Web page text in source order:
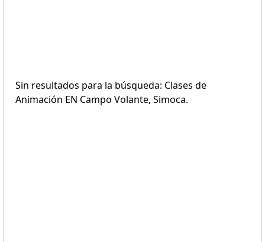
Sin resultados para la búsqueda: Clases de
Animación EN Campo Volante, Simoca.